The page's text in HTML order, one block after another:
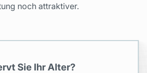
noch attraktiver.
Sie Ihr Alter?